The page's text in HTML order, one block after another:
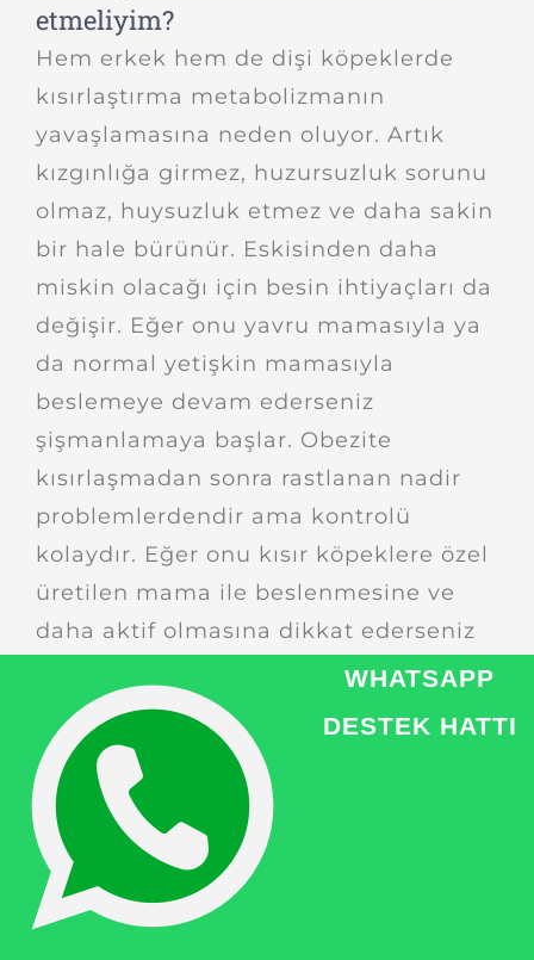
etmeliyim?
Hem erkek hem de dişi köpeklerde
kısırlaştırma metabolizmanın
yavaşlamasına neden oluyor. Artık
kızgınlığa girmez, huzursuzluk sorunu
olmaz, huysuzluk etmez ve daha sakin
bir hale bürünür. Eskisinden daha
miskin olacağı için besin ihtiyaçları da
değişir. Eğer onu yavru mamasıyla ya
da normal yetişkin mamasıyla
beslemeye devam ederseniz
şişmanlamaya başlar. Obezite
kısırlaşmadan sonra rastlanan nadir
problemlerdendir ama kontrolü
kolaydır. Eğer onu kısır köpeklere özel
üretilen mama ile beslenmesine ve
daha aktif olmasına dikkat ederseniz
ortada hiçbir sorun kalmaz. Üstelik
kısırlaştırmadan sonra kilo artışı
kaygısı aslında çok da yerinde bir
kaygı değildir. Çünkü yapılan
gözlemlerde, kısırlaştırılan yaşlı
köpeklerin, kısırlaştırılan genç
köpeklere oranla daha fazla kilo alma
eğiliminde olduğu saptanmış. Yani
WHATSAPP
DESTEK HATTI